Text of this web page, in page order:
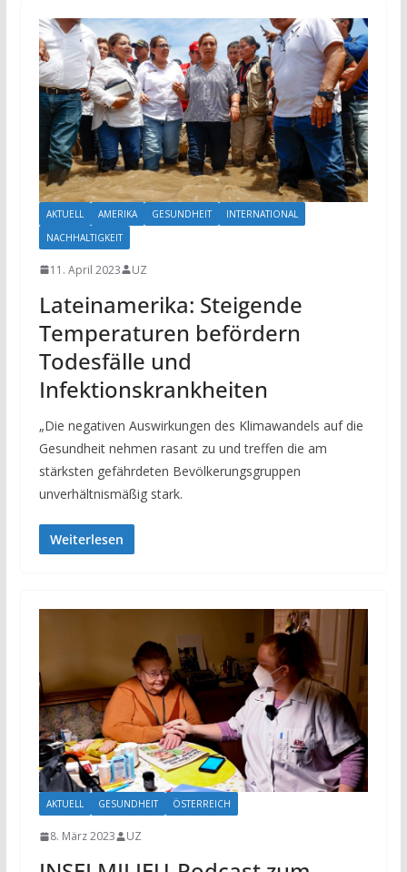
AKTUELL AMERIKA GESUNDHEIT
INTERNATIONAL
NACHHALTIGKEIT
11. April 2023 UZ
Lateinamerika: Steigende
Temperaturen befördern
Todesfälle und
Infektionskrankheiten
„Die negativen Auswirkungen des Klimawandels auf die
Gesundheit nehmen rasant zu und treffen die am
stärksten gefährdeten Bevölkerungsgruppen
unverhältnismäßig stark.
Weiterlesen
AKTUELL GESUNDHEIT ÖSTERREICH
8. März 2023 UZ